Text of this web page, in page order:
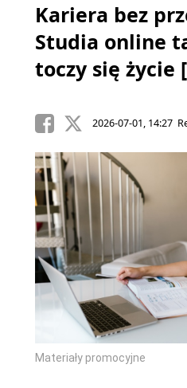
Kariera bez
Studia online
toczy się życie
2026-07-01, 14:27
Materiały promocyjne